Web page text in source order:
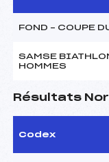
FOND – COUPE
SAMSE
HOMMES
Résultats
Codex